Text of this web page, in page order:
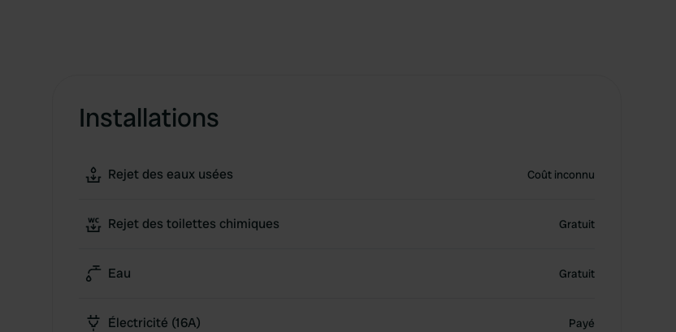
Installations
Rejet des eaux usées Coût inconnu
Rejet des toilettes chimiques Gratuit
Eau Gratuit
Électricité (16A) Payé